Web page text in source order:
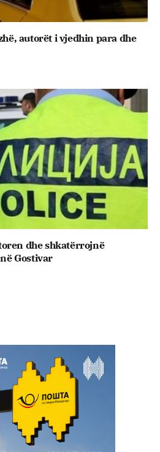
autorët i vjedhin para dhe
dhe shkatërrojnë
Gostivar